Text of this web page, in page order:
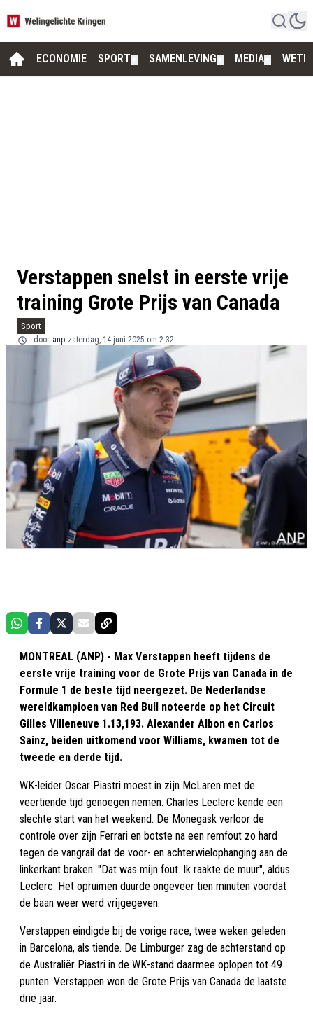
ECONOMIE SPORT SAMENLEVING MEDIA
Verstappen snelst in eerste vrije
training Grote Prijs van Canada
Sport
door anp zaterdag, 14 juni 2025 om 2:32
MONTREAL (ANP) - Max Verstappen heeft tijdens de
eerste vrije training voor de Grote Prijs van Canada in de
Formule 1 de beste tijd neergezet. De Nederlandse
wereldkampioen van Red Bull noteerde op het Circuit
Gilles Villeneuve 1.13,193. Alexander Albon en Carlos
Sainz, beiden uitkomend voor Williams, kwamen tot de
tweede en derde tijd.
WK-leider Oscar Piastri moest in zijn McLaren met de
veertiende tijd genoegen nemen. Charles Leclerc kende een
slechte start van het weekend. De Monegask verloor de
controle over zijn Ferrari en botste na een remfout zo hard
tegen de vangrail dat de voor- en achterwielophanging aan de
linkerkant braken. "Dat was mijn fout. Ik raakte de muur", aldus
Leclerc. Het opruimen duurde ongeveer tien minuten voordat
de baan weer werd vrijgegeven.
Verstappen eindigde bij de vorige race, twee weken geleden
in Barcelona, als tiende. De Limburger zag de achterstand op
de Australiër Piastri in de WK-stand daarmee oplopen tot 49
punten. Verstappen won de Grote Prijs van Canada de laatste
drie jaar.